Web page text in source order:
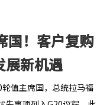
国！客户复购
展新机遇
值主席国，总统拉马福